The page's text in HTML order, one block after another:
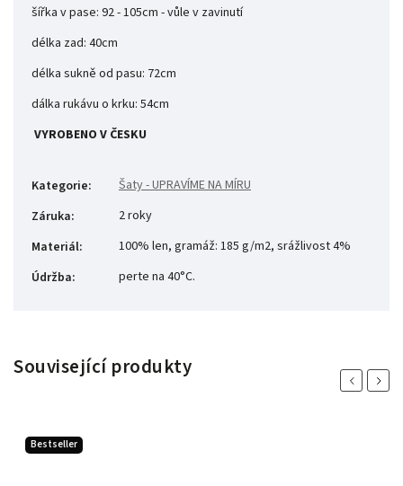
šířka v pase: 92 - 105cm - vůle v zavinutí
délka zad: 40cm
délka sukně od pasu: 72cm
dálka rukávu o krku: 54cm
VYROBENO V ČESKU
Kategorie:
Šaty - UPRAVÍME NA MÍRU
Záruka:
2 roky
Materiál:
100% len, gramáž: 185 g/m2, srážlivost 4%
Údržba: perte na 40°C.
Související produkty
Previous
Bestseller
Next